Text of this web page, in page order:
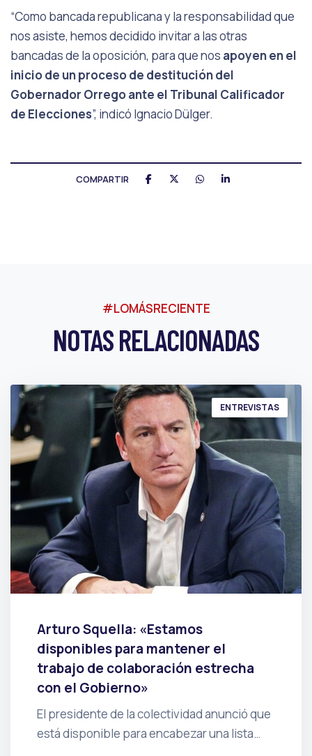
“Como bancada republicana y la responsabilidad que
nos asiste, hemos decidido invitar a las otras
bancadas de la oposición, para que nos apoyen en el
inicio de un proceso de destitución del
Gobernador Orrego ante el Tribunal Calificador
de Elecciones”, indicó Ignacio Dülger.
COMPARTIR
#LOMÁSRECIENTE
NOTAS RELACIONADAS
ENTREVISTAS
Arturo Squella: «Estamos
disponibles para mantener el
trabajo de colaboración estrecha
con el Gobierno»
El presidente de la colectividad anunció que
está disponible para encabezar una lista…